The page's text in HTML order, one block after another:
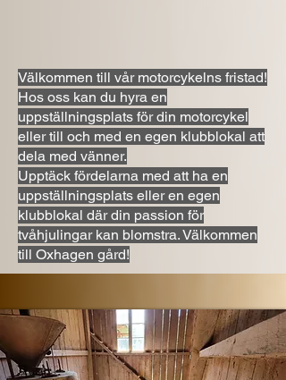
Välkommen till vår motorcykelns fristad!
Hos oss kan du hyra en
uppställningsplats för din motorcykel
eller till och med en egen klubblokal att
dela med vänner.
Upptäck fördelarna med att ha en
uppställningsplats eller en egen
klubblokal där din passion för
tvåhjulingar kan blomstra. Välkommen
till Oxhagen gård!